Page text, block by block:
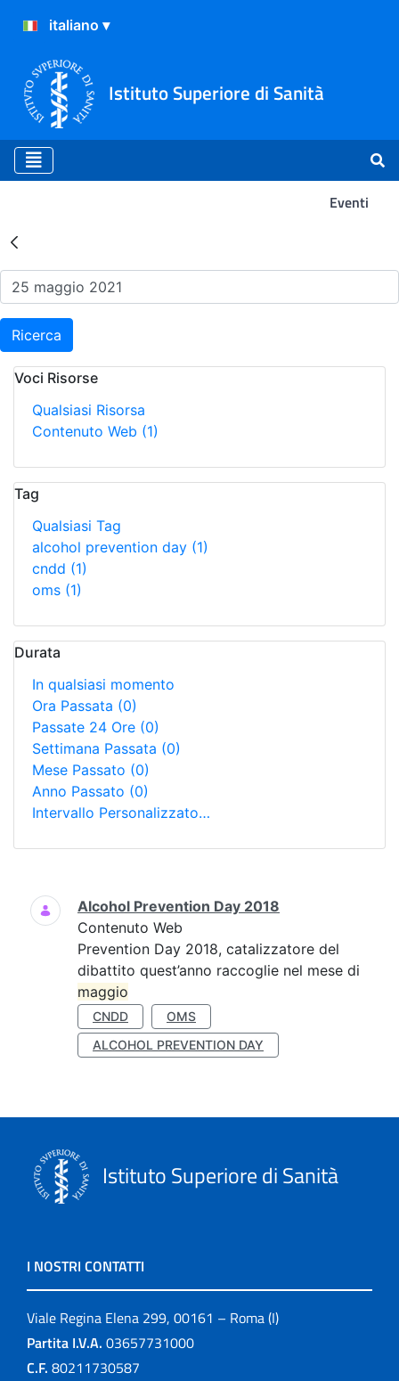
Istituto Superiore di Sanità
Eventi
Risultati della Ricerca -
Ricerca
Voci Risorse
Qualsiasi Risorsa
Contenuto Web (1)
Tag
Qualsiasi Tag
alcohol prevention day (1)
cndd (1)
oms (1)
Durata
In qualsiasi momento
Ora Passata (0)
Passate 24 Ore (0)
Settimana Passata (0)
Mese Passato (0)
Anno Passato (0)
Intervallo Personalizzato…
Ricerca
Alcohol Prevention Day 2018
Contenuto Web
Prevention Day 2018, catalizzatore del
dibattito quest’anno raccoglie nel mese di
maggio
CNDD
OMS
ALCOHOL PREVENTION DAY
Istituto Superiore di Sanità
I NOSTRI CONTATTI
Viale Regina Elena 299, 00161 – Roma (I)
Partita I.V.A. 03657731000
C.F. 80211730587